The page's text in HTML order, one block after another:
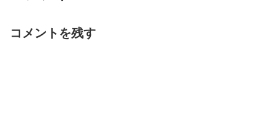
コメントを残す